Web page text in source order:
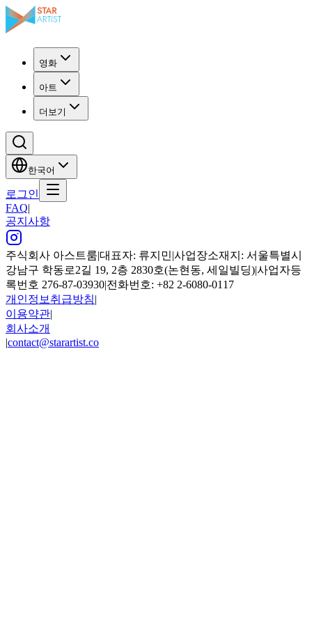
영화
아트
더보기
한국어
로그인
FAQ|
공지사항
주식회사 아스트룸|대표자: 류지민|사업장소재지: 서울특별시
강남구 학동로2길 19, 2층 2830호(논현동, 세일빌딩)|사업자등
록번호 276-87-03930|전화번호: +82 2-6080-0117
개인정보취급방침|
이용약관|
회사소개
|contact@starartist.co